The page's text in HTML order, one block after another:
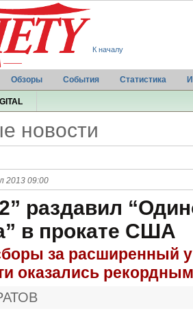
К началу
Обзоры События Статистика
новости
2013 09:00
раздавил
в прокате США
за расширенный
оказались